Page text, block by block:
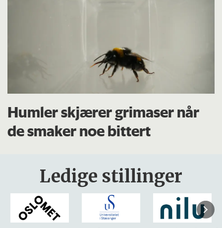
Humler skjærer grimaser når
de smaker noe bittert
Ledige stillinger